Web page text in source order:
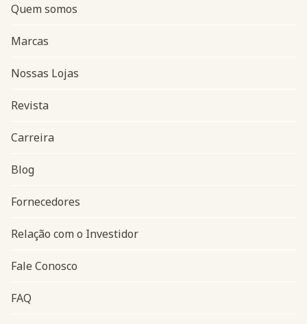
Navegação do rodapé
Quem somos
Marcas
Nossas Lojas
Revista
Carreira
Blog
Fornecedores
Relação com o Investidor
Fale Conosco
FAQ